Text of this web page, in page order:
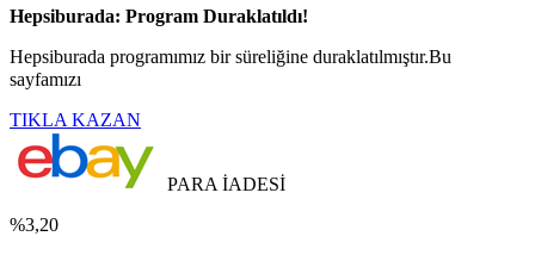
Hepsiburada: Program Duraklatıldı!
Hepsiburada programımız bir süreliğine duraklatılmıştır.Bu
sayfamızı
TIKLA KAZAN
PARA İADESİ
%3,20